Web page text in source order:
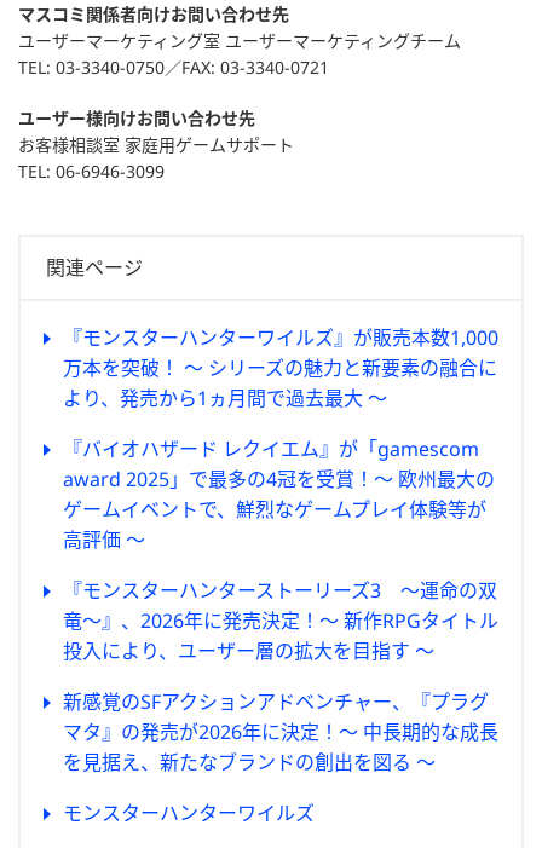
マスコミ関係者向けお問い合わせ先
ユーザーマーケティング室 ユーザーマーケティングチーム
TEL: 03-3340-0750／FAX: 03-3340-0721
ユーザー様向けお問い合わせ先
お客様相談室 家庭用ゲームサポート
TEL: 06-6946-3099
関連ページ
『モンスターハンターワイルズ』が販売本数1,000
万本を突破！ ～ シリーズの魅力と新要素の融合に
より、発売から1ヵ月間で過去最大 ～
『バイオハザード レクイエム』が「gamescom
award 2025」で最多の4冠を受賞！ ～ 欧州最大の
ゲームイベントで、鮮烈なゲームプレイ体験等が
高評価 ～
『モンスターハンターストーリーズ3 ～運命の双
竜～』、2026年に発売決定！ ～ 新作RPGタイトル
投入により、ユーザー層の拡大を目指す ～
新感覚のSFアクションアドベンチャー、『プラグ
マタ』の発売が2026年に決定！ ～ 中長期的な成長
を見据え、新たなブランドの創出を図る ～
モンスターハンターワイルズ